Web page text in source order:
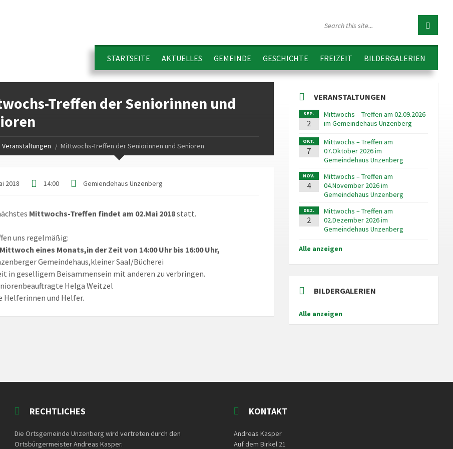
STARTSEITE AKTUELLES GEMEINDE GESCHICHTE FREIZEIT BILDERGALERIEN
Treffen der Seniorinnen und
Veranstaltungen Mittwochs-Treffen der Seniorinnen und Senioren
2018 14:00 Gemiendehaus Unzenberg
Mittwochs-Treffen findet am 02.Mai 2018statt.
uns regelmäßig:
eines Monats,in der Zeit von 14:00 Uhr bis 16:00 Uhr,
Gemeindehaus,kleiner Saal/Bücherei
in geselligem Beisammensein mit anderen zu verbringen.
Helga Weitzel
Helferinnen und Helfer.
VERANSTALTUNGEN
SEP.
2
Mittwochs – Treffen am 02.09.2026
im Gemeindehaus Unzenberg
OKT.
7
Mittwochs – Treffen am
07.Oktober 2026 im
Gemeindehaus Unzenberg
NOV.
4
Mittwochs – Treffen am
04.November 2026 im
Gemeindehaus Unzenberg
DEZ.
2
Mittwochs – Treffen am
02.Dezember 2026 im
Gemeindehaus Unzenberg
Alle anzeigen
BILDERGALERIEN
Alle anzeigen
RECHTLICHES
Die Ortsgemeinde Unzenberg wird vertreten durch den
Ortsbürgermeister Andreas Kasper.
KONTAKT
Andreas Kasper
Auf dem Birkel 21